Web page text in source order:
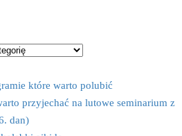
które warto polubić
przyjechać na lutowe seminarium z
dan)